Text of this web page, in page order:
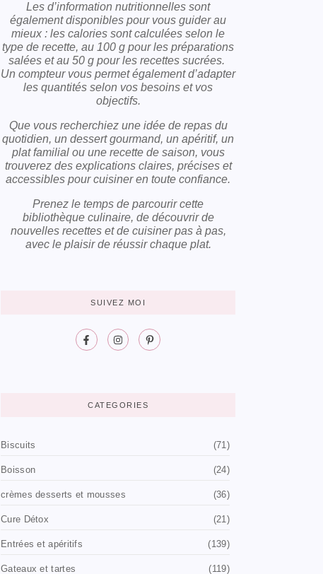
Les d’information nutritionnelles sont
également disponibles pour vous guider au
mieux : les calories sont calculées selon le
type de recette, au 100 g pour les préparations
salées et au 50 g pour les recettes sucrées.
Un compteur vous permet également d’adapter
les quantités selon vos besoins et vos
objectifs.
Que vous recherchiez une idée de repas du
quotidien, un dessert gourmand, un apéritif, un
plat familial ou une recette de saison, vous
trouverez des explications claires, précises et
accessibles pour cuisiner en toute confiance.
Prenez le temps de parcourir cette
bibliothèque culinaire, de découvrir de
nouvelles recettes et de cuisiner pas à pas,
avec le plaisir de réussir chaque plat.
SUIVEZ MOI
CATEGORIES
Biscuits (71)
Boisson (24)
crèmes desserts et mousses (36)
Cure Détox (21)
Entrées et apéritifs (139)
Gateaux et tartes (119)